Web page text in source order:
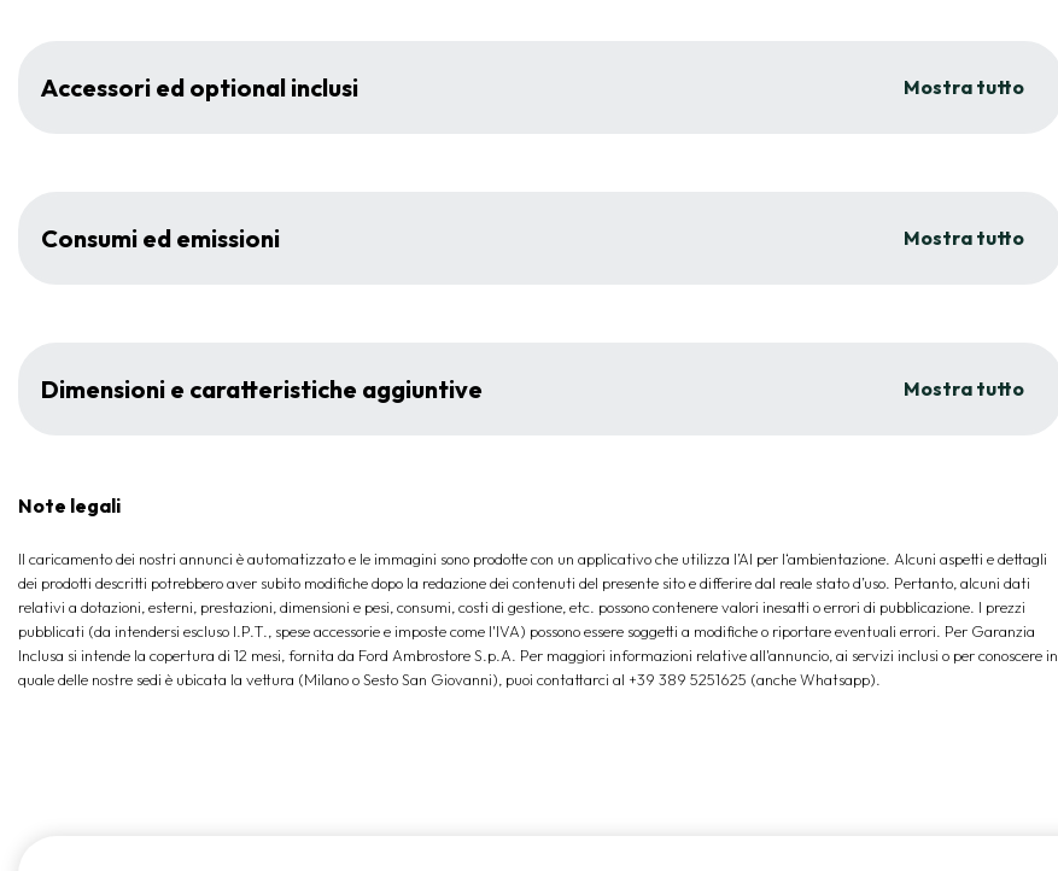
Accessori ed optional inclusi Mostra tutto
Consumi ed emissioni Mostra tutto
Dimensioni e caratteristiche aggiuntive Mostra tutto
Note legali
Il caricamento dei nostri annunci è automatizzato e le immagini sono prodotte con un applicativo che utilizza l’AI per l‘ambientazione. Alcuni aspetti e dettagli
dei prodotti descritti potrebbero aver subito modifiche dopo la redazione dei contenuti del presente sito e differire dal reale stato d’uso. Pertanto, alcuni dati
relativi a dotazioni, esterni, prestazioni, dimensioni e pesi, consumi, costi di gestione, etc. possono contenere valori inesatti o errori di pubblicazione. I prezzi
pubblicati (da intendersi escluso I.P.T., spese accessorie e imposte come l'IVA) possono essere soggetti a modifiche o riportare eventuali errori. Per Garanzia
Inclusa si intende la copertura di 12 mesi, fornita da Ford Ambrostore S.p.A. Per maggiori informazioni relative all'annuncio, ai servizi inclusi o per conoscere in
quale delle nostre sedi è ubicata la vettura (Milano o Sesto San Giovanni), puoi contattarci al +39 389 5251625 (anche Whatsapp).